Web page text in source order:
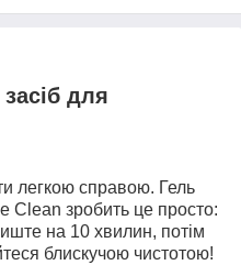
для
легкою справою. Гель
Clean зробить це просто:
на 10 хвилин, потім
блискучою чистотою!